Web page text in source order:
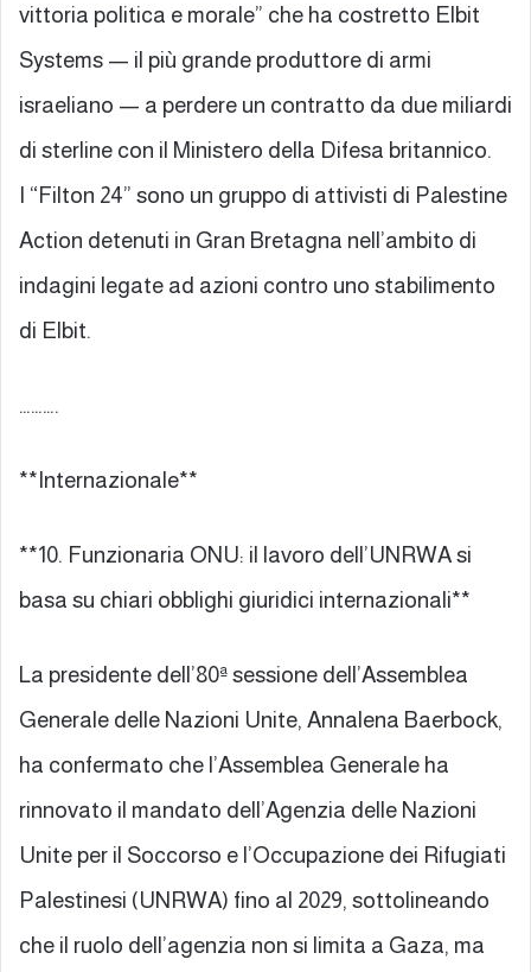
vittoria politica e morale” che ha costretto Elbit
Systems — il più grande produttore di armi
israeliano — a perdere un contratto da due miliardi
di sterline con il Ministero della Difesa britannico.
I “Filton 24” sono un gruppo di attivisti di Palestine
Action detenuti in Gran Bretagna nell’ambito di
indagini legate ad azioni contro uno stabilimento
di Elbit.
……….
**Internazionale**
**10. Funzionaria ONU: il lavoro dell’UNRWA si
basa su chiari obblighi giuridici internazionali**
La presidente dell’80ª sessione dell’Assemblea
Generale delle Nazioni Unite, Annalena Baerbock,
ha confermato che l’Assemblea Generale ha
rinnovato il mandato dell’Agenzia delle Nazioni
Unite per il Soccorso e l’Occupazione dei Rifugiati
Palestinesi (UNRWA) fino al 2029, sottolineando
che il ruolo dell’agenzia non si limita a Gaza, ma